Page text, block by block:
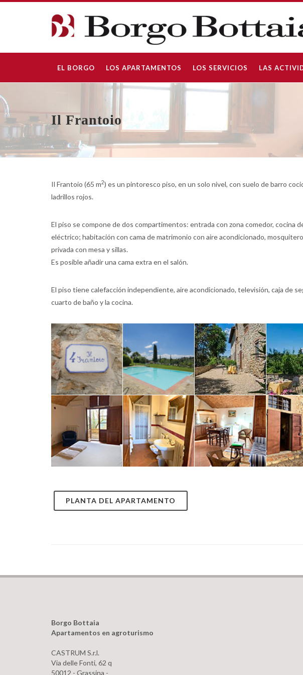
EL BORGO LOS APARTAMENTOS LOS SERVICIOS LAS
Il Frantoio
Il Frantoio (65 m2) es un pintoresco piso, en un solo nivel, con suelo de barro
ladrillos rojos.
El piso se compone de dos compartimentos: entrada con zona comedor, cocina
eléctrico; habitación con cama de matrimonio con aire acondicionado,
privada con mesa y sillas.
Es posible añadir una cama extra en el salón.
El piso tiene calefacción independiente, aire acondicionado, televisión, caja de
cuarto de baño y la cocina.
PLANTA DEL APARTAMENTO
Borgo Bottaia
Apartamentos en agroturismo
CASTRUM S.r.l.
Via delle Fonti, 62 q
50012 - Grassina -